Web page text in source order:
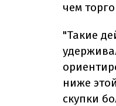
чем
"Такие
ниже
скупки